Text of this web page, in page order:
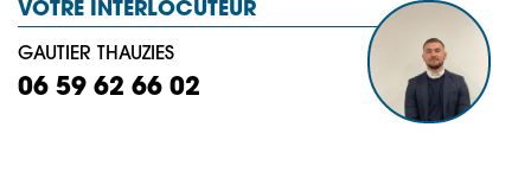
VOTRE INTERLOCUTEUR
GAUTIER THAUZIES
06 59 62 66 02